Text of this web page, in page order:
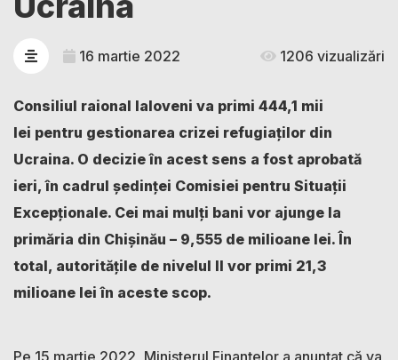
16 martie 2022 1206 vizualizări
Consiliul raional Ialoveni va primi 444,1 mii
lei pentru gestionarea crizei refugiaților din
Ucraina. O decizie în acest sens a fost aprobată
ieri, în cadrul ședinței Comisiei pentru Situații
Excepționale. Cei mai mulți bani vor ajunge la
primăria din Chișinău – 9,555 de milioane lei. În
total, autoritățile de nivelul II vor primi 21,3
milioane lei în aceste scop.
Pe 15 martie 2022, Ministerul Finanțelor a anunțat că va